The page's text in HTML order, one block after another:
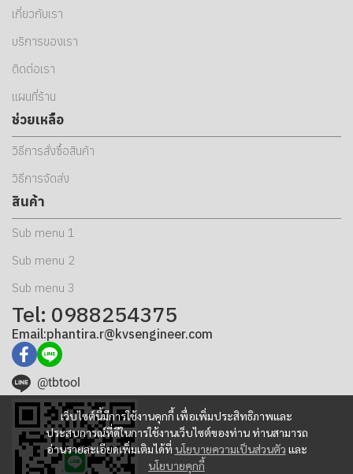
เว็บไซต์นี้มีการใช้งานคุกกี้ เพื่อเพิ่มประสิทธิภาพและ
ประสบการณ์ที่ดีในการใช้งานเว็บไซต์ของท่าน ท่านสามารถ
อ่านรายละเอียดเพิ่มเติมได้ที่ นโยบายความเป็นส่วนตัว และ
นโยบายคุกกี้
เกี่ยวกับเรา
บริการของเรา
ติดต่อเรา
แผนที่ร้าน
ช่วยเหลือ
วิธีการสั่งซื้อสินค้า
วิธีการจัดส่ง
สินค้า
Sub menu 1
Sub menu 2
Sub menu 3
Tel: 0988254375
Email:phantira.r@kvsengineer.com
@tbtool